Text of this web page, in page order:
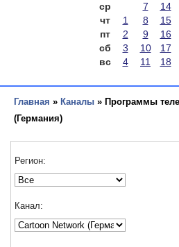
ср
7 14
чт
1 8 15
пт
2 9 16
сб
3 10 17
вс
4 11 18
Главная » Каналы » Программы
(Германия)
Регион:
Канал: